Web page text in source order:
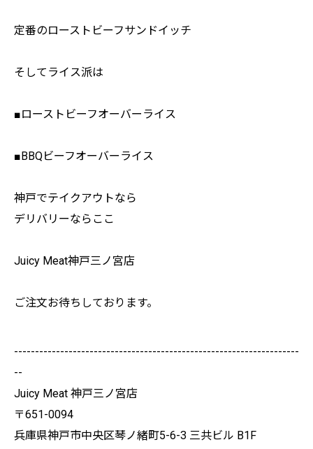
定番のローストビーフサンドイッチ
そしてライス派は
■ローストビーフオーバーライス
■BBQビーフオーバーライス
神戸でテイクアウトなら
デリバリーならここ
Juicy Meat神戸三ノ宮店
ご注文お待ちしております。
--------------------------------------------------------------------
--
Juicy Meat 神戸三ノ宮店
〒651-0094
兵庫県神戸市中央区琴ノ緒町5-6-3 三共ビル B1F